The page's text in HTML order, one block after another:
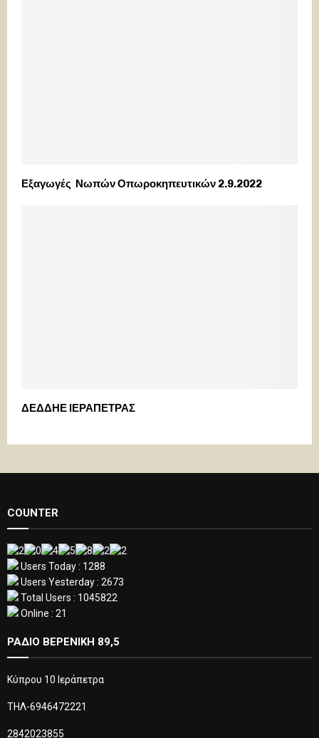
Εξαγωγές Νωπών Οπωροκηπευτικών 2.9.2022
ΔΕΔΔΗΕ ΙΕΡΑΠΕΤΡΑΣ
COUNTER
Users Today : 1288
Users Yesterday : 2673
Total Users : 1045822
Online : 21
ΡΑΔΙΟ ΒΕΡΕΝΙΚΗ 89,5
Κύπρου 10 Ιεράπετρα
ΤΗΛ-6946472221
2842023855